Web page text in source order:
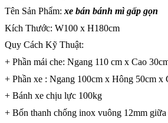
Tên Sản Phẩm: xe bán bánh mì gấp gọn
Kích Thước: W100 x H180cm
Quy Cách Kỹ Thuật:
+ Phần mái che: Ngang 110 cm x Cao
+ Phần xe : Ngang 100cm x Hông 50cm x
+ Bánh xe chịu lực 100kg
+ Bốn thanh chống inox vuông 12mm giữa